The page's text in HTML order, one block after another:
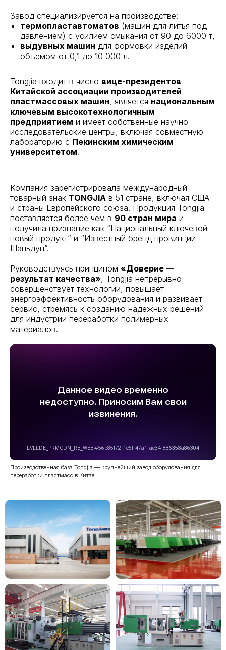
Завод специализируется на производстве:
термопластавтоматов (машин для литья под
давлением) с усилием смыкания от 90 до 6000 т,
выдувных машин для формовки изделий
объёмом от 0,1 до 10 000 л.
Tongjia входит в число вице-президентов
Китайской ассоциации производителей
пластмассовых машин , является национальным
ключевым высокотехнологичным
предприятием и имеет собственные научно-
исследовательские центры, включая совместную
лабораторию с Пекинским химическим
университетом.
Компания зарегистрировала международный
товарный знак TONGJIA в 51 стране, включая США
и страны Европейского союза. Продукция Tongjia
поставляется более чем в 90 стран мира и
получила признание как “Национальный ключевой
новый продукт” и “Известный бренд провинции
Шаньдун”.
Руководствуясь принципом «Доверие —
результат качества» , Tongjia непрерывно
совершенствует технологии, повышает
энергоэффективность оборудования и развивает
сервис, стремясь к созданию надёжных решений
для индустрии переработки полимерных
материалов.
Производственная база Tongjia — крупнейший завод оборудования для
переработки пластмасс в Китае.